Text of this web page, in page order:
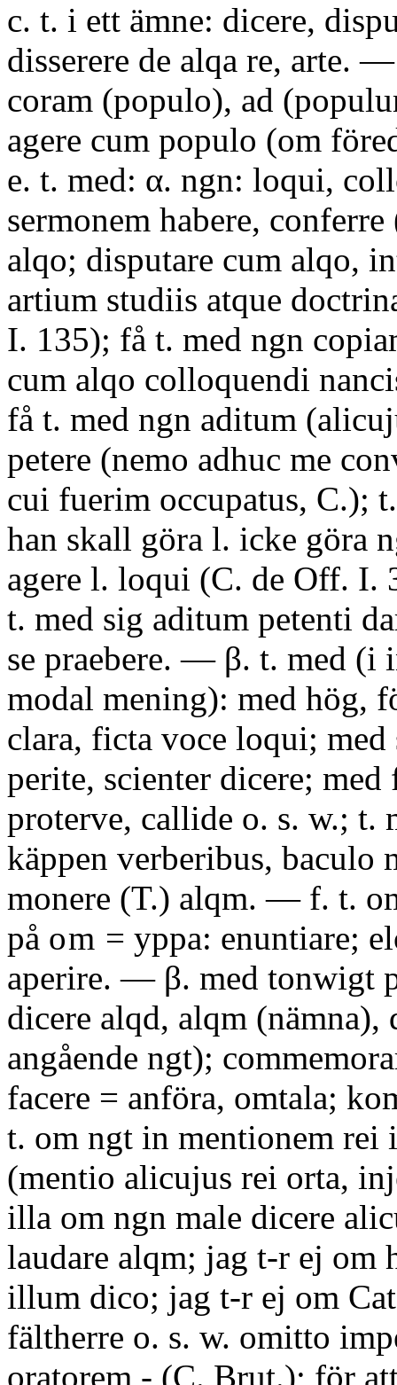
c. t. i ett ämne: dicere,
disserere de alqa re, arte.
coram (populo), ad
agere cum populo (om
e. t. med: α. ngn: loqui,
sermonem habere,
alqo; disputare cum alqo,
artium studiis atque
I. 135); få t. med ngn
cum alqo colloquendi
få t. med ngn aditum
petere (nemo adhuc me
cui fuerim occupatus, C.);
han skall göra l. icke göra
agere l. loqui (C. de Off. I.
t. med sig aditum petenti
se praebere. — β. t. med (i
modal mening): med hög,
clara, ficta voce loqui; med
perite, scienter dicere;
proterve, callide o. s. w.; t.
käppen verberibus, baculo
monere (T.) alqm. — f. t.
på om = yppa: enuntiare;
aperire. — β. med tonwigt
dicere alqd, alqm (nämna),
angående ngt);
facere = anföra, omtala;
t. om ngt in mentionem rei
(mentio alicujus rei orta,
illa om ngn male dicere
laudare alqm; jag t-r ej om
illum dico; jag t-r ej om
fältherre o. s. w. omitto
oratorem - (C. Brut.); för